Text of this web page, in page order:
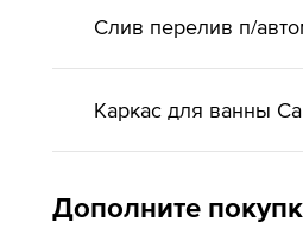
Слив перелив п/
Каркас для ванны
Дополните